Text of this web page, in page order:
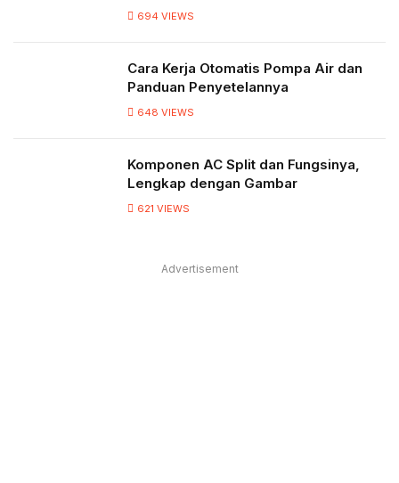
694 VIEWS
Cara Kerja Otomatis Pompa Air dan
Panduan Penyetelannya
648 VIEWS
Komponen AC Split dan Fungsinya,
Lengkap dengan Gambar
621 VIEWS
Advertisement